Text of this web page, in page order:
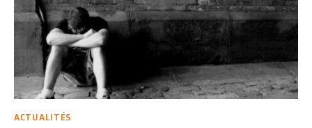
ACTUALITÉS